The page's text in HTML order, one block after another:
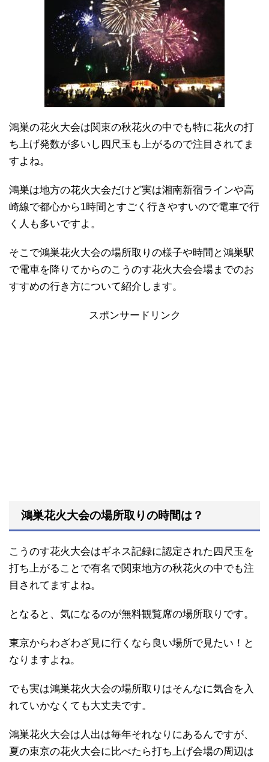
鴻巣の花火大会は関東の秋花火の中でも特に花火の打
ち上げ発数が多いし四尺玉も上がるので注目されてま
すよね。
鴻巣は地方の花火大会だけど実は湘南新宿ラインや高
崎線で都心から1時間とすごく行きやすいので電車で行
く人も多いですよ。
そこで鴻巣花火大会の場所取りの様子や時間と鴻巣駅
で電車を降りてからのこうのす花火大会会場までのお
すすめの行き方について紹介します。
スポンサードリンク
鴻巣花火大会の場所取りの時間は？
こうのす花火大会はギネス記録に認定された四尺玉を
打ち上がることで有名で関東地方の秋花火の中でも注
目されてますよね。
となると、気になるのが無料観覧席の場所取りです。
東京からわざわざ見に行くなら良い場所で見たい！と
なりますよね。
でも実は鴻巣花火大会の場所取りはそんなに気合を入
れていかなくても大丈夫です。
鴻巣花火大会は人出は毎年それなりにあるんですが、
夏の東京の花火大会に比べたら打ち上げ会場の周辺は